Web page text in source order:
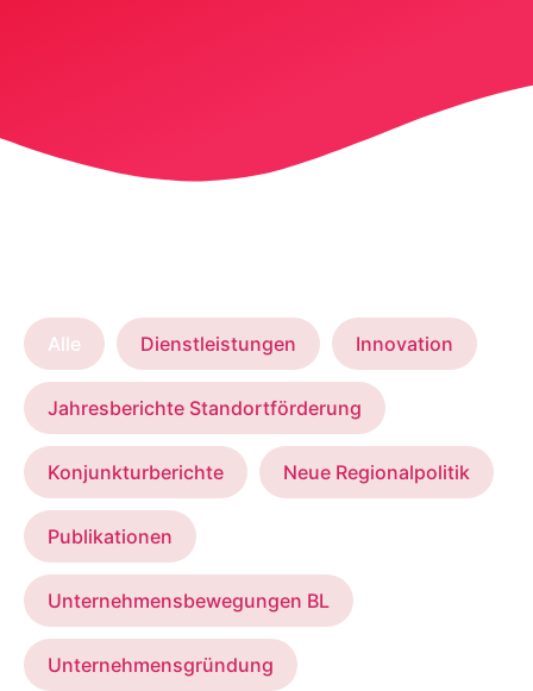
Alle Dienstleistungen Innovation
Jahresberichte Standortförderung
Konjunkturberichte Neue Regionalpolitik
Publikationen
Unternehmensbewegungen BL
Unternehmensgründung